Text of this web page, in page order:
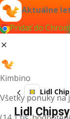
Aktuálne
Pridať do
Kimbino
Všetky ponuky na
Lidl
Lidl